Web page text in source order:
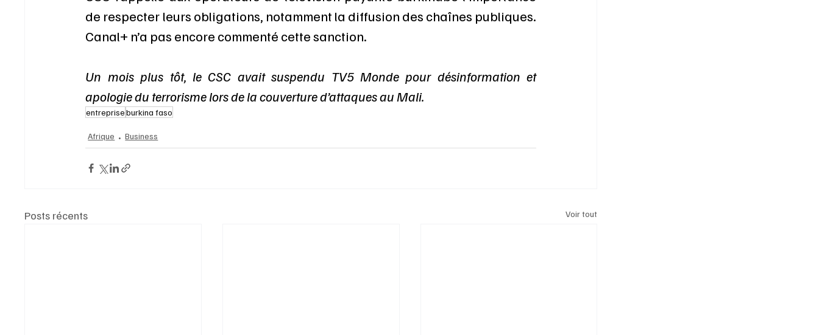
de respecter leurs obligations, notamment la diffusion des chaînes publiques.
Canal+ n’a pas encore commenté cette sanction.
Un mois plus tôt, le CSC avait suspendu TV5 Monde pour désinformation et
apologie du terrorisme lors de la couverture d’attaques au Mali.
entrepriseburkina faso
Afrique Business
Posts récents Voir tout